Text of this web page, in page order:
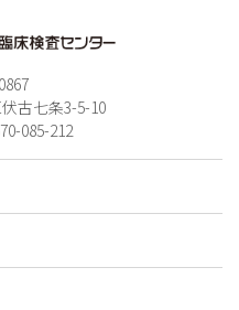
古七条3-5-10
085-212